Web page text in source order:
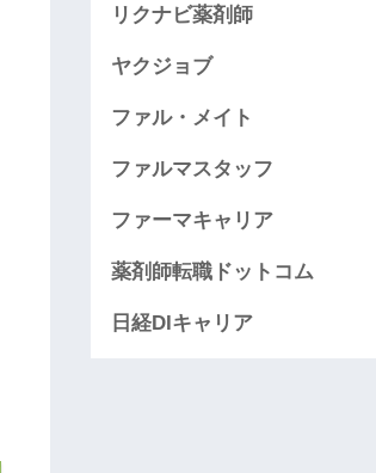
リクナビ薬剤師
ヤクジョブ
ファル・メイト
ファルマスタッフ
ファーマキャリア
薬剤師転職ドットコム
日経DIキャリア